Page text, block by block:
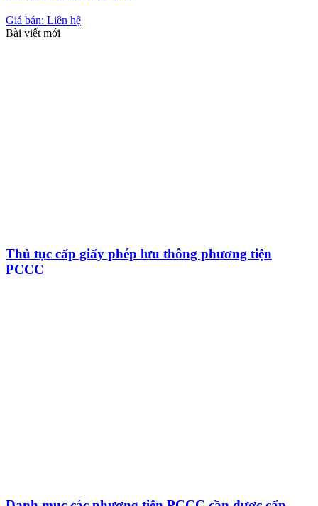
Giá bán: Liên hệ
Bài viết mới
Thủ tục cấp giấy phép lưu thông phương tiện
PCCC